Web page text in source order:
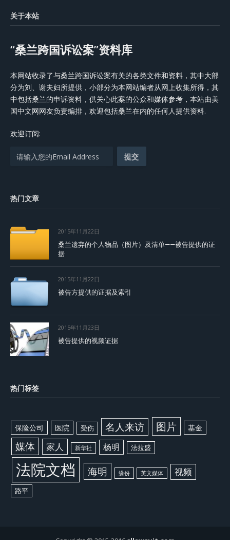
关于本站
“桑兰跨国诉讼案”资料库
本网站收录了与桑兰跨国诉讼案有关的各类文件和资料，其中大部
分为刘、谢夫妇所提供，小部分为本网站编者从网上收集所得，其
中包括桑兰的申诉资料，供关心此案的公众和媒体参考，本站由美
国中文网网友负责编排，欢迎包括桑兰在内的任何人提供资料.
欢迎订阅:
热门文章
2015年11月22日
桑兰遗弃的个人物品（图片）及清单——被告提供的证
据
2015年11月22日
被告方提供的证据及索引
2015年11月23日
被告提供的视频证据
热门标签
保险公司 医院 受伤 名人来访 图片 基金
媒体 家人 新华社 杨明 法拉盛
法院文档 海明 缘份 英文媒体 视频
路平